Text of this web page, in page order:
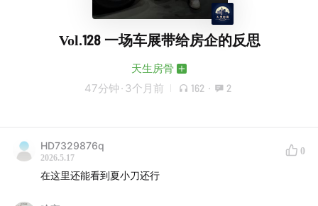
Vol.128 一场车展带给房企的反思
天生房骨
47分钟 · 3个月前 162 · 2
HD7329876q
2026.5.17
0
在这里还能看到夏小刀还行